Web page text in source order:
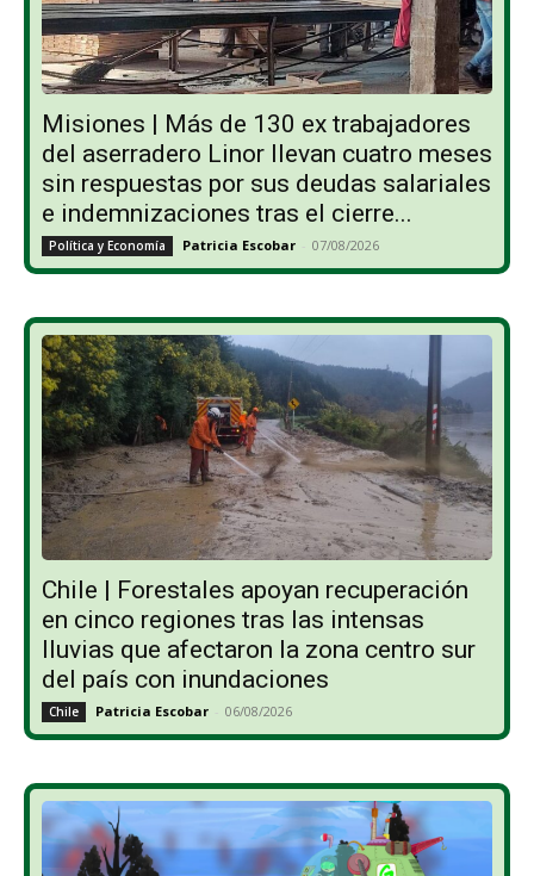
Misiones | Más de 130 ex trabajadores
del aserradero Linor llevan cuatro meses
sin respuestas por sus deudas salariales
e indemnizaciones tras el cierre...
Política y Economía Patricia Escobar - 07/08/2026
Chile | Forestales apoyan recuperación
en cinco regiones tras las intensas
lluvias que afectaron la zona centro sur
del país con inundaciones
Chile Patricia Escobar - 06/08/2026